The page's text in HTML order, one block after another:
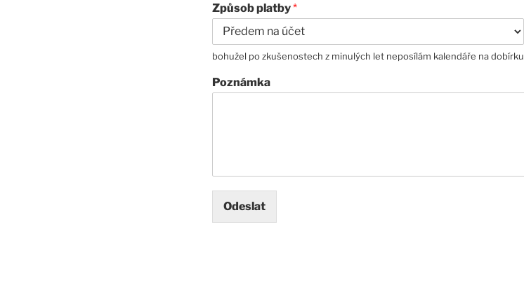
Způsob platby*
bohužel po zkušenostech z minulých let neposílám kalendáře na dobírku
Poznámka
Odeslat